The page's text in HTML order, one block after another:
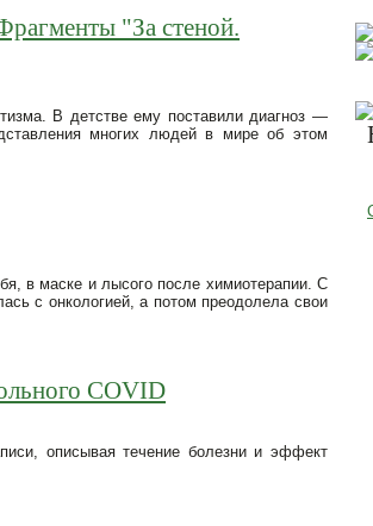
"За стеной.
В детстве ему поставили диагноз —
многих людей в мире об этом
в маске и лысого после химиотерапии. С
с онкологией, а потом преодолела свои
COVID
описывая течение болезни и эффект